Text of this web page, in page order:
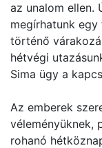
az unalom ellen.
megírhatunk
történő
hétvégi
Sima ügy a
Az emberek
véleményüknek,
rohanó